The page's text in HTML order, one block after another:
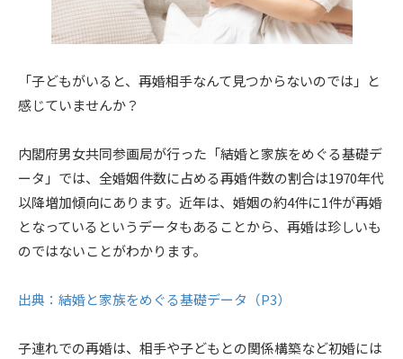
「子どもがいると、再婚相手なんて見つからないのでは」と
感じていませんか？
内閣府男女共同参画局が行った「結婚と家族をめぐる基礎デ
ータ」では、全婚姻件数に占める再婚件数の割合は1970年代
以降増加傾向にあります。近年は、婚姻の約4件に1件が再婚
となっているというデータもあることから、再婚は珍しいも
のではないことがわかります。
出典：結婚と家族をめぐる基礎データ（P3）
子連れでの再婚は、相手や子どもとの関係構築など初婚には